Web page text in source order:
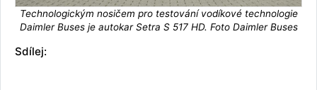
Technologickým nosičem pro testování vodíkové technologie
Daimler Buses je autokar Setra S 517 HD. Foto Daimler Buses
Sdílej: